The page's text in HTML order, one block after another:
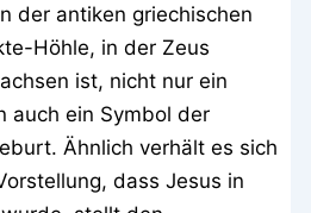
der antiken griechischen
Höhle, in der Zeus
ist, nicht nur ein
auch ein Symbol der
Ähnlich verhält es sich
dass Jesus in